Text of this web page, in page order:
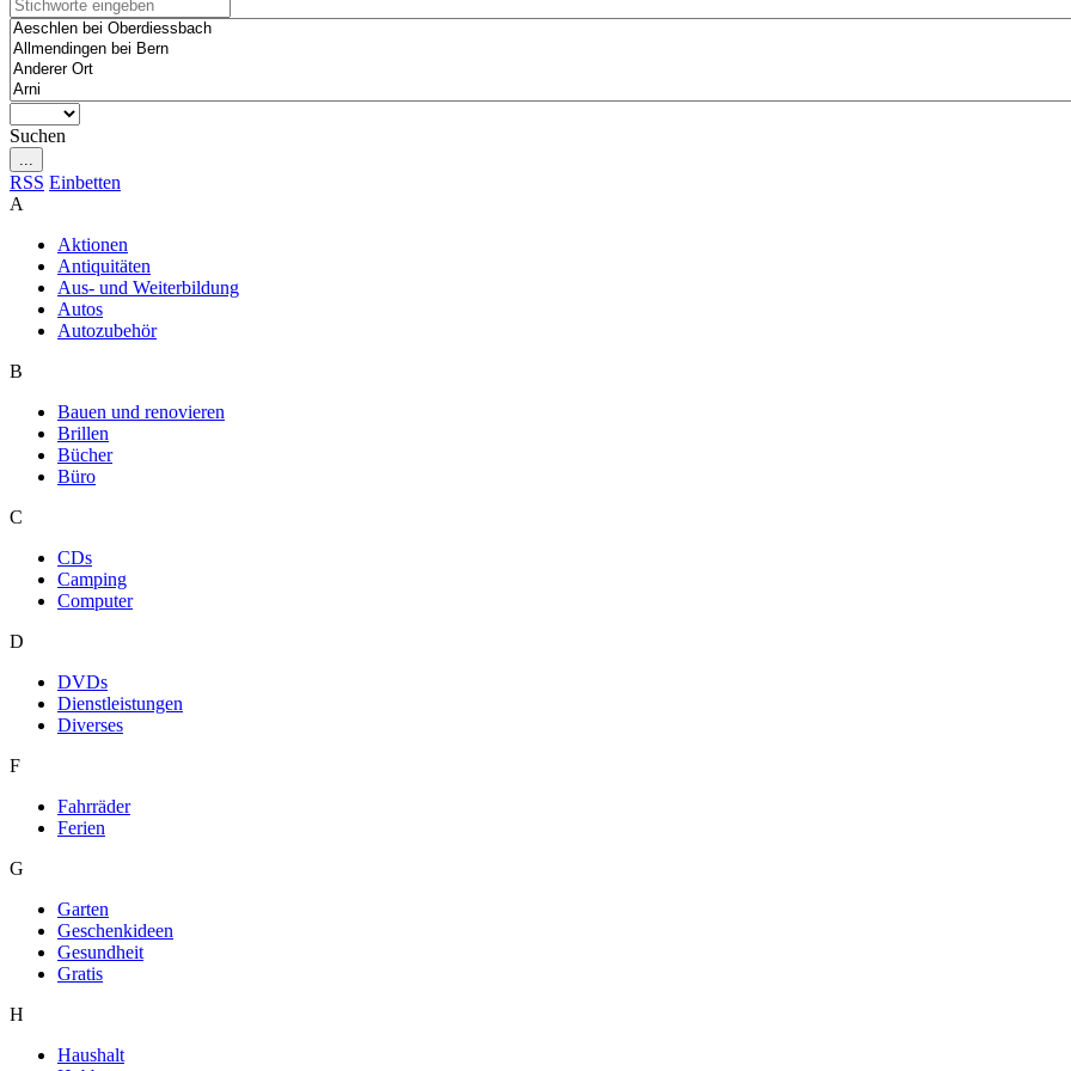
Suchen
RSS Einbetten
A
Aktionen
Antiquitäten
Aus- und Weiterbildung
Autos
Autozubehör
B
Bauen und renovieren
Brillen
Bücher
Büro
C
CDs
Camping
Computer
D
DVDs
Dienstleistungen
Diverses
F
Fahrräder
Ferien
G
Garten
Geschenkideen
Gesundheit
Gratis
H
Haushalt